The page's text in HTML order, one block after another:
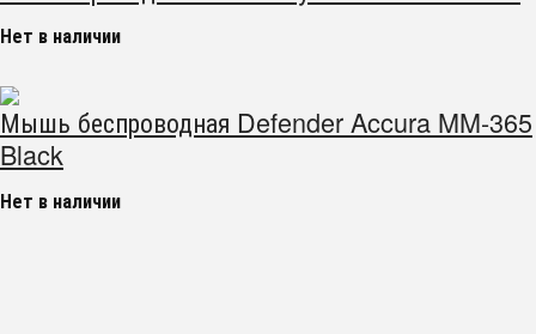
Нет в наличии
Мышь беспроводная Defender Accura MM-365
Black
Нет в наличии